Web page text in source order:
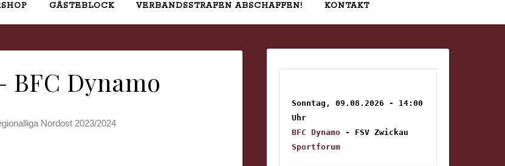
GÄSTEBLOCK VERBANDSSTRAFEN ABSCHAFFEN! KONTAKT
BFC Dynamo
Nordost 2023/2024
Sonntag, 09.08.2026 - 14:00
Uhr
BFC Dynamo - FSV Zwickau
Sportforum